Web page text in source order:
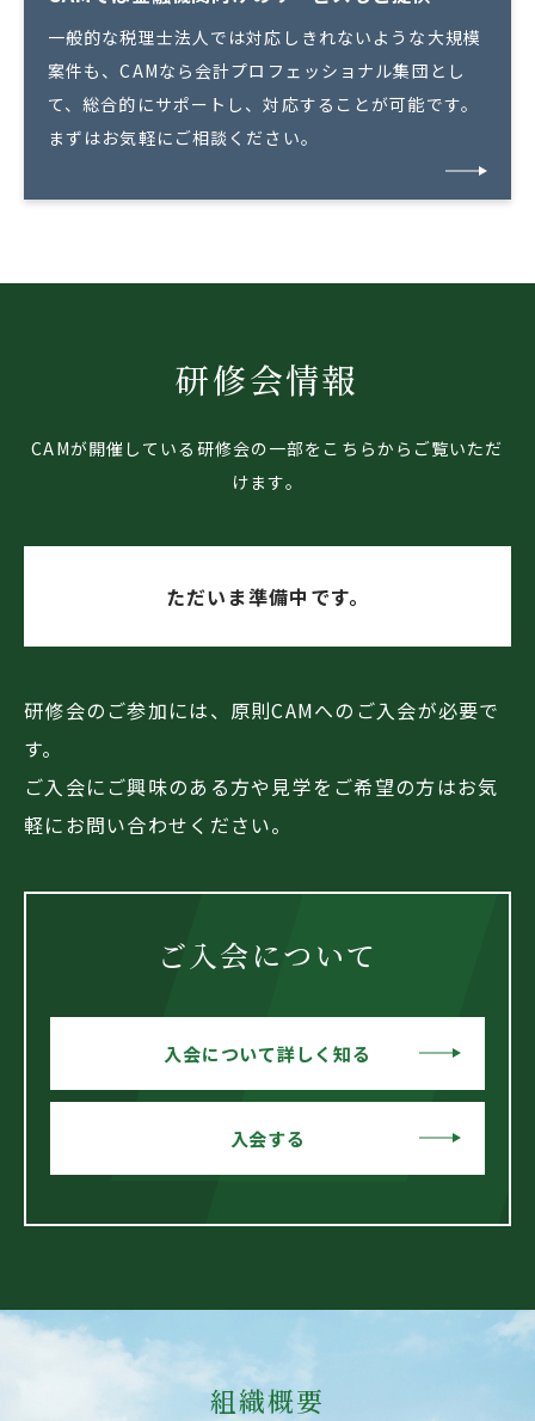
一般的な税理士法人では対応しきれないような大規模
案件も、CAMなら会計プロフェッショナル集団とし
て、総合的にサポートし、対応することが可能です。
まずはお気軽にご相談ください。
研修会情報
CAMが開催している研修会の一部をこちらからご覧いただ
けます。
ただいま準備中です。
研修会のご参加には、原則CAMへのご入会が必要で
す。
ご入会にご興味のある方や見学をご希望の方はお気
軽にお問い合わせください。
ご入会について
入会について詳しく知る
入会する
組織概要